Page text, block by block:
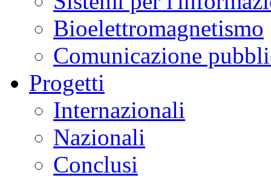
Bioelettromagnetismo
Comunicazione
Progetti
Internazionali
Nazionali
Conclusi